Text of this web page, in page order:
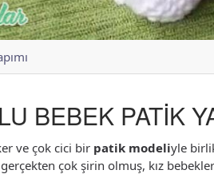
BEBEK PATİK
ve çok cici bir patik modeliyle
çok şirin olmuş, kız